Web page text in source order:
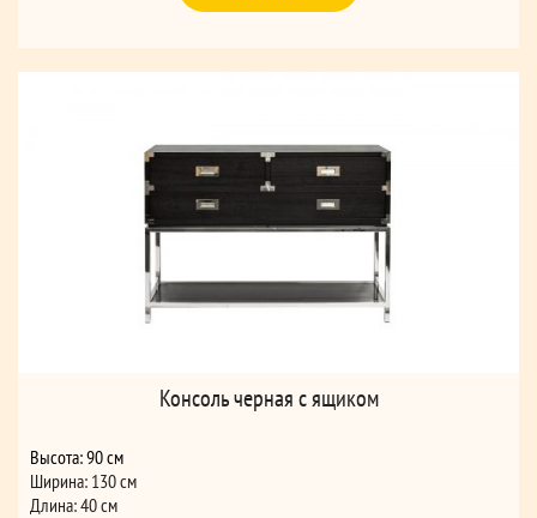
Консоль черная с ящиком
Высота: 90 см
Ширина: 130 см
Длина: 40 см